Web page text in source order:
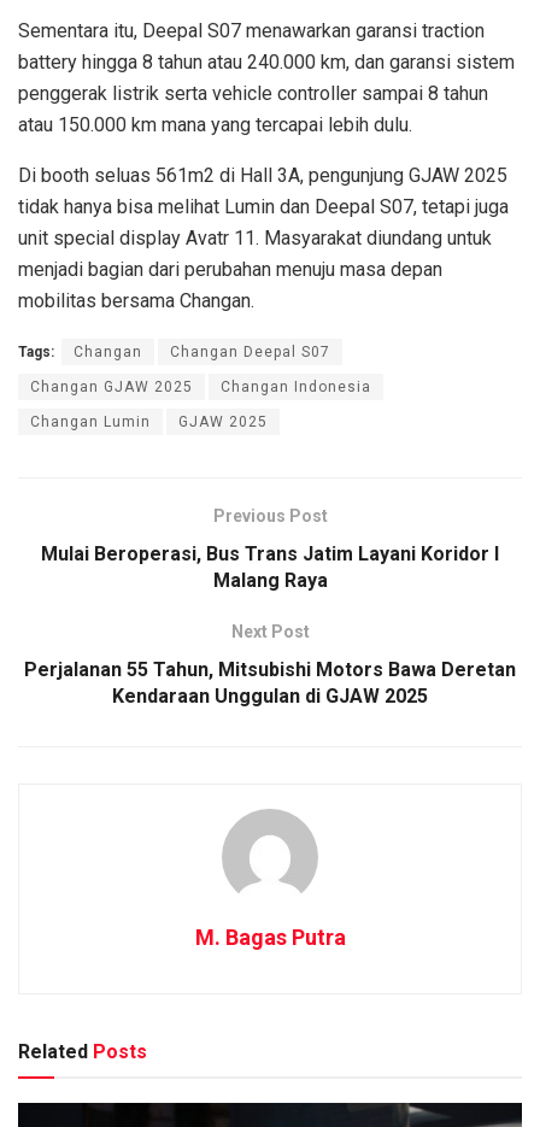
Sementara itu, Deepal S07 menawarkan garansi traction
battery hingga 8 tahun atau 240.000 km, dan garansi sistem
penggerak listrik serta vehicle controller sampai 8 tahun
atau 150.000 km mana yang tercapai lebih dulu.
Di booth seluas 561m2 di Hall 3A, pengunjung GJAW 2025
tidak hanya bisa melihat Lumin dan Deepal S07, tetapi juga
unit special display Avatr 11. Masyarakat diundang untuk
menjadi bagian dari perubahan menuju masa depan
mobilitas bersama Changan.
Tags: Changan Changan Deepal S07
Changan GJAW 2025 Changan Indonesia
Changan Lumin GJAW 2025
Previous Post
Mulai Beroperasi, Bus Trans Jatim Layani Koridor I
Malang Raya
Next Post
Perjalanan 55 Tahun, Mitsubishi Motors Bawa Deretan
Kendaraan Unggulan di GJAW 2025
M. Bagas Putra
Related Posts